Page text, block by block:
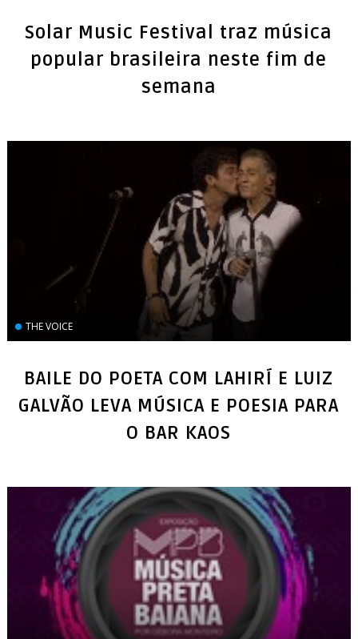
Solar Music Festival traz música
popular brasileira neste fim de
semana
THE VOICE
BAILE DO POETA COM LAHIRÍ E LUIZ
GALVÃO LEVA MÚSICA E POESIA PARA